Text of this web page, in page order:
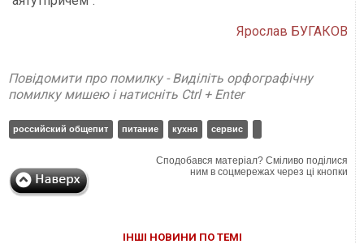
Ярослав БУГАКОВ
Повідомити про помилку - Виділіть орфографічну
помилку мишею і натисніть Ctrl + Enter
российский общепит питание кухня сервис
Сподобався матеріал? Сміливо поділися
ним в соцмережах через ці кнопки
ІНШІ НОВИНИ ПО ТЕМІ